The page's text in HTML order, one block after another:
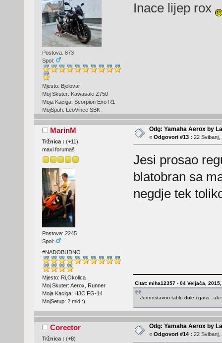
Postova: 873
Spol:
Mjesto: Bjelovar
Moj Skuter: Kawasaki Z750
Moja Kaciga: Scorpion Exo R1
MojSpuh: LeoVince SBK
Inace lijep rox
MarinM
Tržnica : (+11)
maxi forumaš
Postova: 2245
Spol:
#NADOBUDNO
Mjesto: Ri,Okolica
Moj Skuter: Aerox, Runner
Moja Kaciga: HJC FG-14
MojSetup: 2 mid :)
Odg: Yamaha Aerox by
« Odgovori #13 : 22 Svibanj,
Jesi prosao
blatobran sa
negdje tek
Citat: miha12357 - 04 Veljača,
Jednostavno tablu dole i gass...ak
Corector
Tržnica : (+8)
Odg: Yamaha Aerox by
« Odgovori #14 : 22 Svibanj,